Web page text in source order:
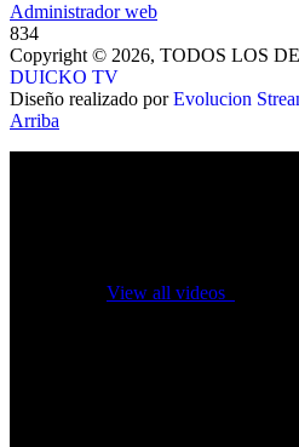
Administrador web
834
Copyright © 2026, TODOS LOS
DUICKO TV
Diseño realizado porEvolucion
Arriba
View all videos